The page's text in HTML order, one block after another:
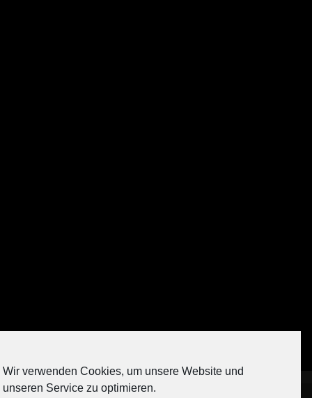
[contact-form-7 404 "Nicht gefunden"]
Wir verwenden Cookies, um unsere Website und
unseren Service zu optimieren.